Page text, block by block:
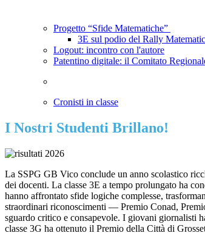
Progetto “Sfide Matematiche”
3E sul podio del Rally
Logout: incontro con l'autore
Patentino digitale: il Comitato
Cronisti in classe
I Nostri Studenti Brillano!
La SSPG GB Vico conclude un anno scolastico
dei docenti. La classe 3E a tempo prolungato ha
hanno affrontato sfide logiche complesse,
straordinari riconoscimenti — Premio Conad,
sguardo critico e consapevole. I giovani giornalisti
classe 3G ha ottenuto il Premio della Città di